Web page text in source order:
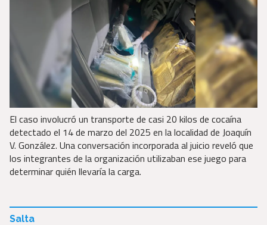
El caso involucró un transporte de casi 20 kilos de cocaína
detectado el 14 de marzo del 2025 en la localidad de Joaquín
V. González. Una conversación incorporada al juicio reveló que
los integrantes de la organización utilizaban ese juego para
determinar quién llevaría la carga.
Salta